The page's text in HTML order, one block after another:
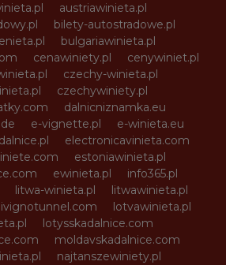
austriawinieta.pl
bilety-autostradowe.pl
bulgariawinieta.pl
cenawiniety.pl
cenywiniet.pl
czechy-winieta.pl
czechywiniety.pl
dalnicniznamka.eu
e-vignette.pl
e-winieta.eu
electronicavinieta.com
estoniawinieta.pl
ewinieta.pl
info365.pl
litwa-winieta.pl
litwawinieta.pl
livignotunnel.com
lotvawinieta.pl
lotysskadalnice.com
moldavskadalnice.com
najtanszewiniety.pl